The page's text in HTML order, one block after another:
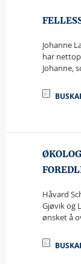
Johanne
har
Johanne,
Håvard
Gjøvik og
ønsket å